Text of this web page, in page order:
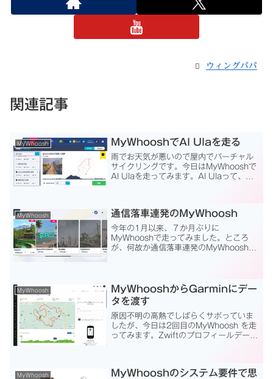
ウィングパパ
関連記事
MyWhoosh MyWhooshでAl Ulaを走る
雨でお天気が悪いので屋内でバーチャル
サイクリングです。今日はMyWhooshで
Al Ulaを走ってみます。Al Ulaって、サ
MyWhoosh 通信落車連発のMyWhoosh
今年の1月以来、７か月ぶりに
MyWhooshで走ってみました。ところ
が、何故か通信落車連発のMyWhooshで
しめると思ったら...
MyWhoosh
MyWhooshからGarminにデー
タを渡す
原因不明の高熱でしばらくサボっていま
したが、今日は2回目のMyWhoosh を走
ってみます。Zwiftのプロフィールデータ
MyWhoosh
MyWhooshのシステム要件で思